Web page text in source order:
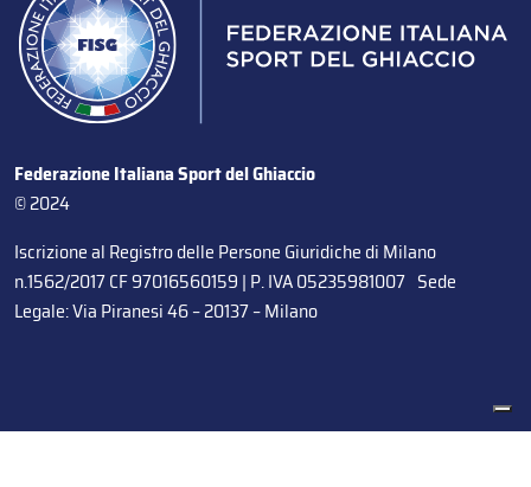
Federazione Italiana Sport del Ghiaccio
© 2024
Iscrizione al Registro delle Persone Giuridiche di Milano
n.1562/2017 CF 97016560159 | P. IVA 05235981007 Sede
Legale: Via Piranesi 46 – 20137 – Milano